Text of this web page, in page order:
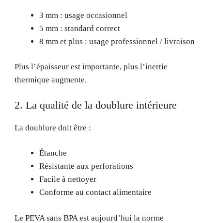
3 mm : usage occasionnel
5 mm : standard correct
8 mm et plus : usage professionnel / livraison
Plus l’épaisseur est importante, plus l’inertie
thermique augmente.
2. La qualité de la doublure intérieure
La doublure doit être :
Étanche
Résistante aux perforations
Facile à nettoyer
Conforme au contact alimentaire
Le PEVA sans BPA est aujourd’hui la norme